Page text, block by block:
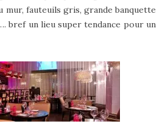
mur, fauteuils gris, grande banquette
bref un lieu super tendance pour un